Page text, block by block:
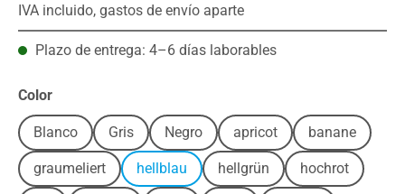
IVA incluido, gastos de envío aparte
Plazo de entrega: 4–6 días laborables
Seleccione
Color
Blanco Gris Negro apricot banane
graumeliert hellblau hellgrün hochrot